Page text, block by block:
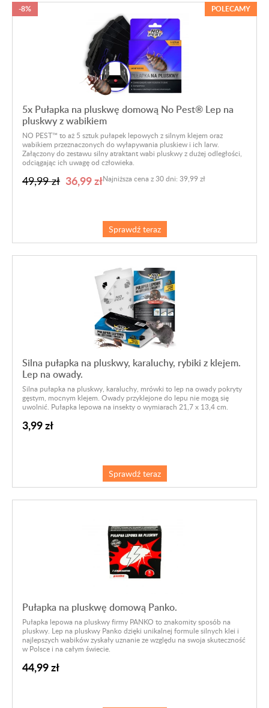
5x Pułapka na pluskwę domową No Pest® Lep na
pluskwy z wabikiem
-8% POLECAMY
NO PEST™ to aż 5 sztuk pułapek lepowych z silnym klejem oraz
wabikiem przeznaczonych do wyłapywania pluskiew i ich larw.
Załączony do zestawu silny atraktant wabi pluskwy z dużej odległości,
odciągając ich uwagę od człowieka.
49,99 zł 36,99 złNajniższa cena z 30 dni: 39,99 zł
Sprawdź teraz
Silna pułapka na pluskwy, karaluchy, rybiki z klejem.
Lep na owady.
Silna pułapka na pluskwy, karaluchy, mrówki to lep na owady pokryty
gęstym, mocnym klejem. Owady przyklejone do lepu nie mogą się
uwolnić. Pułapka lepowa na insekty o wymiarach 21,7 x 13,4 cm.
3,99 zł
Sprawdź teraz
Pułapka na pluskwę domową Panko.
Pułapka lepowa na pluskwy firmy PANKO to znakomity sposób na
pluskwy. Lep na pluskwy Panko dzięki unikalnej formule silnych klei i
najlepszych wabików zyskały uznanie ze względu na swoja skuteczność
w Polsce i na całym świecie.
44,99 zł